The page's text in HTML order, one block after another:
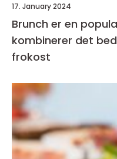
17. January 2024
Brunch er en
kombinerer det
frokost